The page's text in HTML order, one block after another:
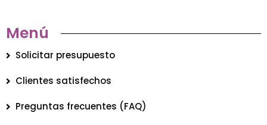
Menú
Solicitar presupuesto
Clientes satisfechos
Preguntas frecuentes (FAQ)